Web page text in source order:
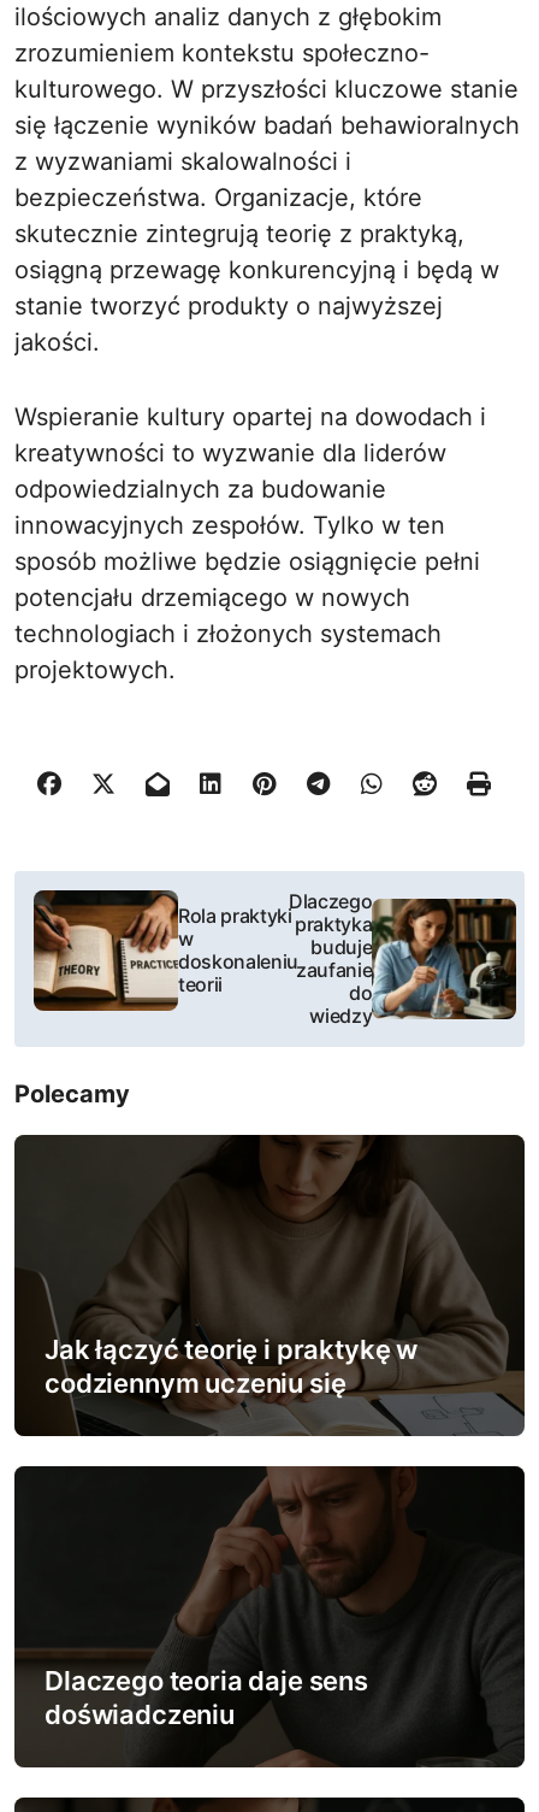
ilościowych analiz danych z głębokim
zrozumieniem kontekstu społeczno-
kulturowego. W przyszłości kluczowe stanie
się łączenie wyników badań behawioralnych
z wyzwaniami skalowalności i
bezpieczeństwa. Organizacje, które
skutecznie zintegrują teorię z praktyką,
osiągną przewagę konkurencyjną i będą w
stanie tworzyć produkty o najwyższej
jakości.
Wspieranie kultury opartej na dowodach i
kreatywności to wyzwanie dla liderów
odpowiedzialnych za budowanie
innowacyjnych zespołów. Tylko w ten
sposób możliwe będzie osiągnięcie pełni
potencjału drzemiącego w nowych
technologiach i złożonych systemach
projektowych.
N
w
i
g
a
i
s
Rola praktyki
w
doskonaleniu
teorii
Dlaczego
praktyka
buduje
zaufanie
do
wiedzy
Polecamy
Jak łączyć teorię i praktykę w
codziennym uczeniu się
Dlaczego teoria daje sens
doświadczeniu